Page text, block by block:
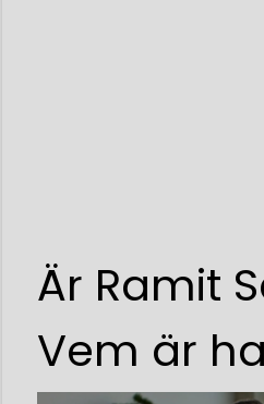
Är Ramit
Vem är